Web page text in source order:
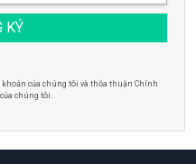
khoản của chúng tôi và thỏa thuận Chính
chúng tôi.